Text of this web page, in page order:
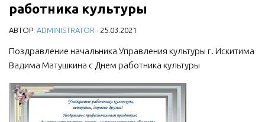
Учредительные документы
Правовая база
Противодействие коррупции
Отчеты о деятельности
Учреждения культуры
МБУ Дом культуры «Молодость»
работника культуры
АВТОР: ADMINISTRATOR · 25.03.2021
Поздравление начальника Управления культуры г. Искитима
Вадима Матушкина с Днем работника культуры